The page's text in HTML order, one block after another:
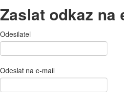
Zaslat odkaz na
Odesilatel
Odeslat na e-mail